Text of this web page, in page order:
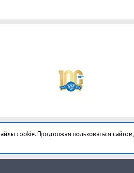
cookie. Продолжая пользоваться